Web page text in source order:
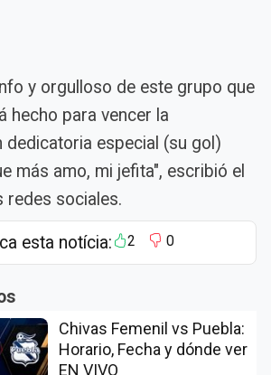
y orgulloso de este grupo que
hecho para vencer la
dedicatoria especial (su gol)
más amo, mi jefita", escribió el
redes sociales.
esta notícia: 2 0
Chivas Femenil vs Puebla:
Horario, Fecha y dónde ver
EN VIVO